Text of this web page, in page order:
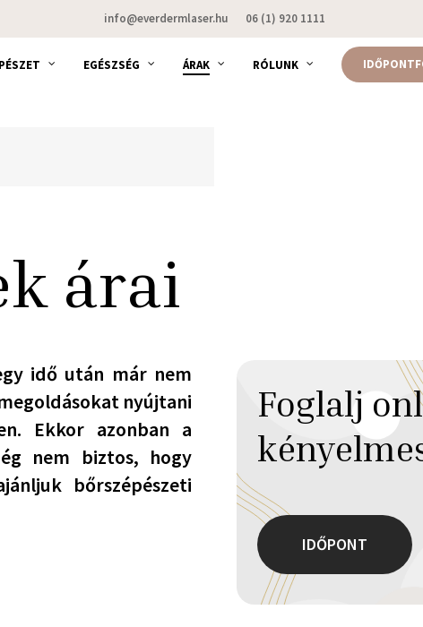
info@everdermlaser.hu 06 (1) 920 1111
EGÉSZSÉG ÁRAK RÓLUNK
árai
idő után már nem
nyújtani
Ekkor azonban a
nem biztos, hogy
bőrszépészeti
Foglalj
IDŐPONT